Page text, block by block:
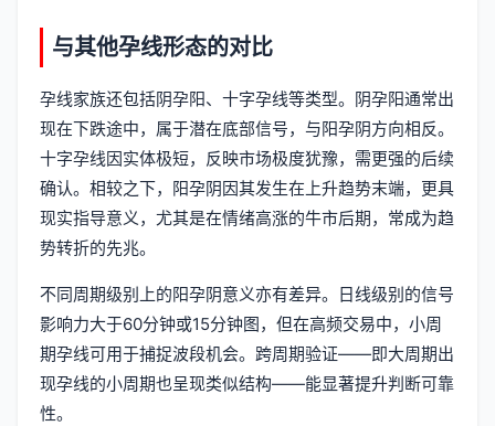
与其他孕线形态的对比
孕线家族还包括阴孕阳、十字孕线等类型。阴孕阳通常出
现在下跌途中，属于潜在底部信号，与阳孕阴方向相反。
十字孕线因实体极短，反映市场极度犹豫，需更强的后续
确认。相较之下，阳孕阴因其发生在上升趋势末端，更具
现实指导意义，尤其是在情绪高涨的牛市后期，常成为趋
势转折的先兆。
不同周期级别上的阳孕阴意义亦有差异。日线级别的信号
影响力大于60分钟或15分钟图，但在高频交易中，小周
期孕线可用于捕捉波段机会。跨周期验证——即大周期出
现孕线的小周期也呈现类似结构——能显著提升判断可靠
性。